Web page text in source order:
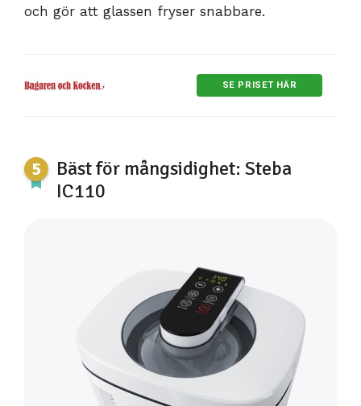
och gör att glassen fryser snabbare.
SE PRISET HÄR
Bäst för mångsidighet: Steba
IC110